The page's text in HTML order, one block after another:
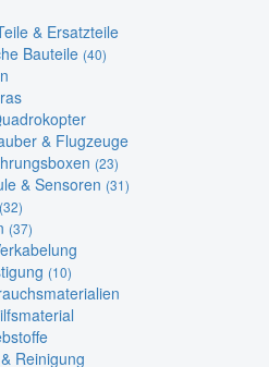
& Ersatzteile
Bauteile (40)
& Flugzeuge
(23)
& Sensoren (31)
(32)
(37)
(10)
Reinigung